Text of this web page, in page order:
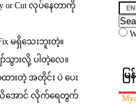
or Cut လုပ်နေတာကို
မရှိသေးဘူးတဲ့။
ာ်သွားလို့ ပါတဲ့လေ။
ားတဲ့ အတိုင်း ပဲ ပေး
ား သိအောင် လိုက်ရေတွက်
မ